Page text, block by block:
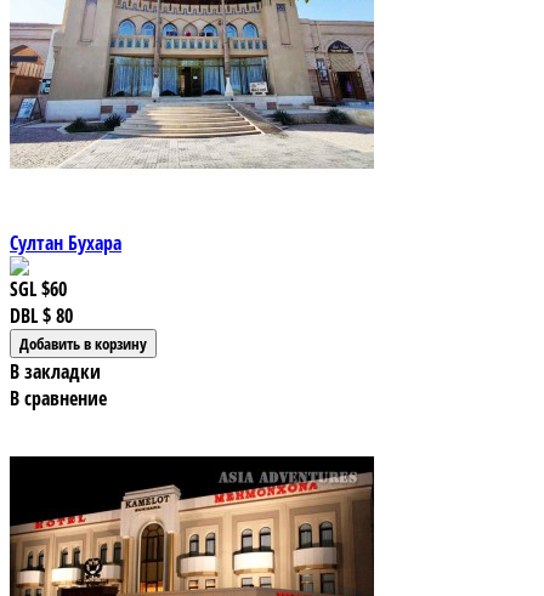
Султан Бухара
SGL$60
DBL$ 80
В закладки
В сравнение